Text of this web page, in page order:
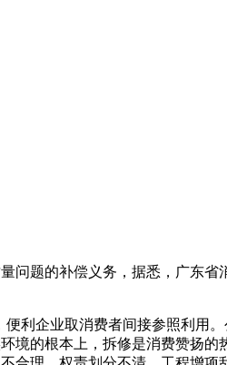
题的补偿义务，据悉，广东省
企业取消费者间接参照利用
境的根本上，拆修是消费赞扬